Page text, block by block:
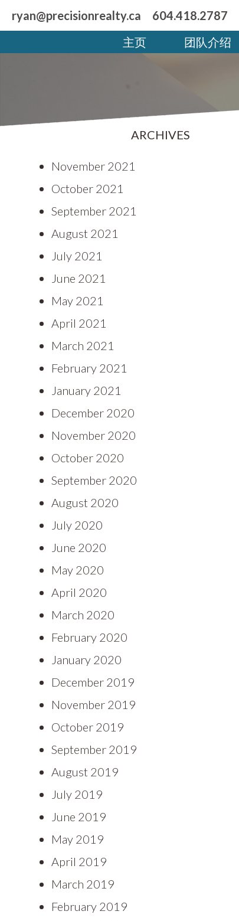
ryan@precisionrealty.ca
604.418.2787
主页
团队介绍
ARCHIVES
November 2021
October 2021
September 2021
August 2021
July 2021
June 2021
May 2021
April 2021
March 2021
February 2021
January 2021
December 2020
November 2020
October 2020
September 2020
August 2020
July 2020
June 2020
May 2020
April 2020
March 2020
February 2020
January 2020
December 2019
November 2019
October 2019
September 2019
August 2019
July 2019
June 2019
May 2019
April 2019
March 2019
February 2019